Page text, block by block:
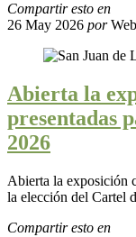
Compartir esto en
26 May 2026 por
Abierta la
presentadas
2026
Abierta la exposición
la elección del Cartel
Compartir esto en